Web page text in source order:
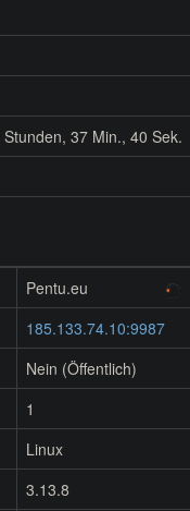
Stunden, 37 Min., 40 Sek.
Pentu.eu
185.133.74.10:9987
Nein (Öffentlich)
1
Linux
3.13.8